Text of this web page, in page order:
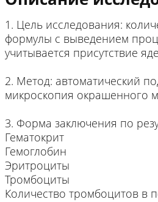
1. Цель исследования:
формулы с выведением
учитывается присутствие
2. Метод: автоматический
микроскопия окрашенного
3. Форма заключения по
Гематокрит
Гемоглобин
Эритроциты
Тромбоциты
Количество тромбоцитов в